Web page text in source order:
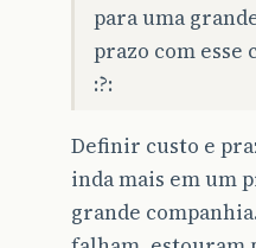
para uma
prazo com
:?:
Definir custo e
inda mais em um
grande